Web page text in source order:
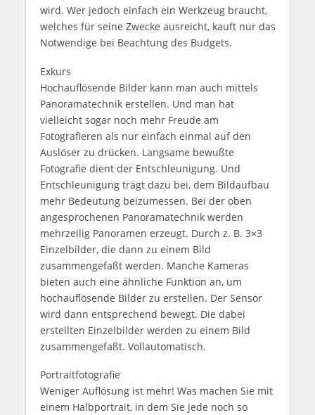
wird. Wer jedoch einfach ein Werkzeug braucht,
welches für seine Zwecke ausreicht, kauft nur das
Notwendige bei Beachtung des Budgets.
Exkurs
Hochauflösende Bilder kann man auch mittels
Panoramatechnik erstellen. Und man hat
vielleicht sogar noch mehr Freude am
Fotografieren als nur einfach einmal auf den
Auslöser zu drücken. Langsame bewußte
Fotografie dient der Entschleunigung. Und
Entschleunigung trägt dazu bei, dem Bildaufbau
mehr Bedeutung beizumessen. Bei der oben
angesprochenen Panoramatechnik werden
mehrzeilig Panoramen erzeugt. Durch z. B. 3×3
Einzelbilder, die dann zu einem Bild
zusammengefaßt werden. Manche Kameras
bieten auch eine ähnliche Funktion an, um
hochauflösende Bilder zu erstellen. Der Sensor
wird dann entsprechend bewegt. Die dabei
erstellten Einzelbilder werden zu einem Bild
zusammengefaßt. Vollautomatisch.
Portraitfotografie
Weniger Auflösung ist mehr! Was machen Sie mit
einem Halbportrait, in dem Sie jede noch so